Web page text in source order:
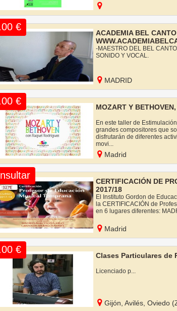
€
ACADEMIA BEL
-MAESTRO DEL BEL
SONIDO Y VOCAL.
MADRID
€
MOZART Y
En este taller de
grandes compositores que
disfrutarán de diferentes
movi...
Madrid
CERTIFICACIÓN DE
2017/18
El Instituto Gordon de
la CERTIFICACIÓN de
en 6 lugares diferentes:
Madrid
€
Clases Particulares de
Licenciado p...
Gijón, Avilés, Oviedo